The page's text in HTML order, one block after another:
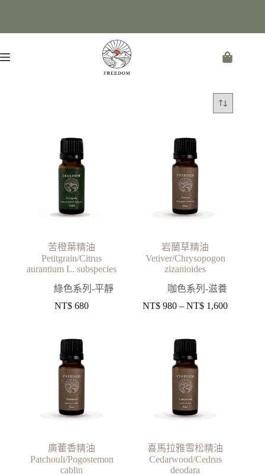
苦橙葉精油
Petitgrain/Citrus
aurantium L. subspecies
綠色系列-平靜
NT$ 680
岩蘭草精油
Vetiver/Chrysopogon
zizanioides
咖色系列-滋養
NT$ 980 – NT$ 1,600
廣藿香精油
Patchouli/Pogostemon
cablin
喜馬拉雅雪松精油
Cedarwood/Cedrus
deodara